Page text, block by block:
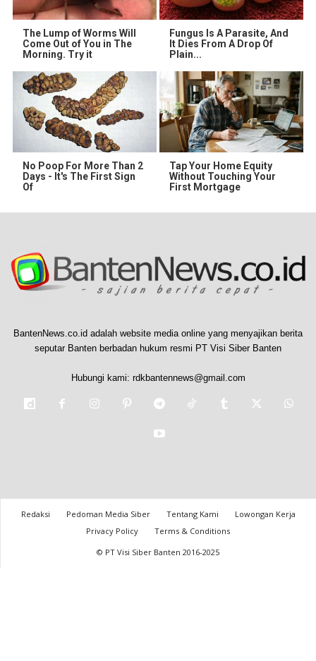
The Lump of Worms Will
Come Out of You in The
Morning. Try it
Fungus Is A Parasite, And
It Dies From A Drop Of
Plain...
No Poop For More Than 2
Days - It's The First Sign
Of
Tap Your Home Equity
Without Touching Your
First Mortgage
BantenNews.co.id adalah website media online yang menyajikan berita
seputar Banten berbadan hukum resmi PT Visi Siber Banten
Hubungi kami: rdkbantennews@gmail.com
Redaksi Pedoman Media Siber Tentang Kami
Lowongan Kerja
Privacy Policy
Terms & Conditions
© PT Visi Siber Banten 2016-2025